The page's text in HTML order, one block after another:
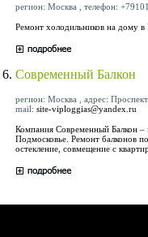
регион: Москва , телефон:
Ремонт холодильников на дому в
6. Современный Балкон
регион: Москва , адрес:
mail: site-viploggias@yandex.ru
Компания Современный Балкон –
Подмосковье. Ремонт балконов
остекление, совмещение с